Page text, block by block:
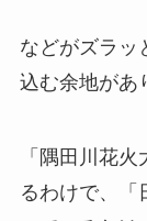
などがズラッ
込む余地があ
「隅田川花
るわけで、「